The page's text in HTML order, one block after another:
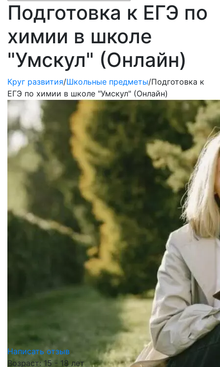
Подготовка к ЕГЭ по
химии в школе
"Умскул" (Онлайн)
Круг развития/Школьные предметы/Подготовка к
ЕГЭ по химии в школе "Умскул" (Онлайн)
Написать отзыв
Возраст: 15 - 18 лет